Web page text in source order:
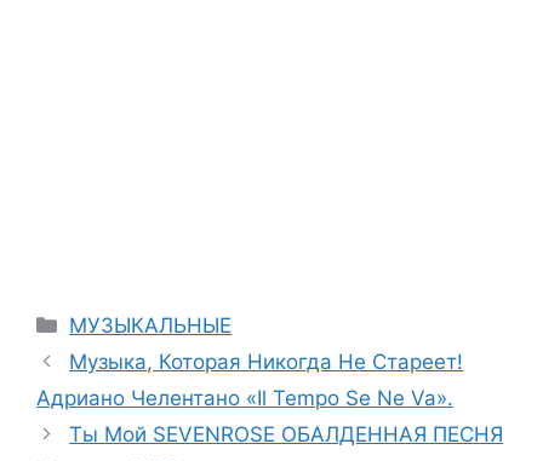
Categories
МУЗЫКАЛЬНЫЕ
Музыка, Которая Никогда Не Стареет!
Адриано Челентано «Il Tempo Se Ne Va».
Ты Мой SEVENROSE ОБАЛДЕННАЯ ПЕСНЯ